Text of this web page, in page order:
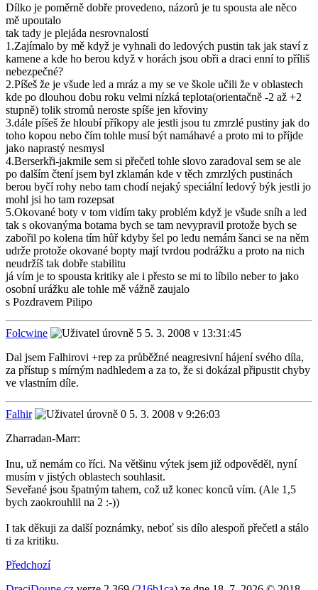
Dílko je poměrně dobře provedeno, názorů je tu spousta ale něco
mě upoutalo
tak tady je plejáda nesrovnalostí
1.Zajímalo by mě když je vyhnali do ledových pustin tak jak staví z
kamene a kde ho berou když v horách jsou obři a draci enní to příliš
nebezpečné?
2.Píšeš že je všude led a mráz a my se ve škole učili že v oblastech
kde po dlouhou dobu roku velmi nízká teplota(orientačně -2 až +2
stupně) tolik stromů neroste spíše jen křoviny
3.dále píšeš že hloubí příkopy ale jestli jsou tu zmrzlé pustiny jak do
toho kopou nebo čím tohle musí být namáhavé a proto mi to příjde
jako naprastý nesmysl
4.Berserkři-jakmile sem si přečetl tohle slovo zaradoval sem se ale
po dalším čtení jsem byl zklamán kde v těch zmrzlých pustinách
berou byčí rohy nebo tam chodí nejaký speciální ledový býk jestli jo
mohl jsi ho tam rozepsat
5.Okované boty v tom vidím taky problém když je všude sníh a led
tak s okovanýma botama bych se tam nevypravil protože bych se
zabořil po kolena tím hůř kdyby šel po ledu nemám šanci se na něm
udrže protože okované bopty mají tvrdou podrážku a proto na nich
neudržíš tak dobře stabilitu
já vím je to spousta kritiky ale i přesto se mi to líbilo neber to jako
osobní urážku ale tohle mě vážně zaujalo
s Pozdravem Pilipo
Folcwine
5. 3. 2008 v 13:31:45
Dal jsem Falhirovi +rep za průběžné neagresivní hájení svého díla,
za přístup s mírným nadhledem a za to, že si dokázal připustit chyby
ve vlastním díle.
Falhir
5. 3. 2008 v 9:26:03
Zharradan-Marr:
Inu, už nemám co říci. Na většinu výtek jsem již odpověděl, nyní
musím v jistých oblastech souhlasit.
Seveřané jsou špatným tahem, což už konec konců vím. (Ale 1,5
bych zaokrouhlil na 2 :-))
I tak děkuji za další poznámky, neboť sis dílo alespoň přečetl a stálo
ti za kritiku.
Předchozí